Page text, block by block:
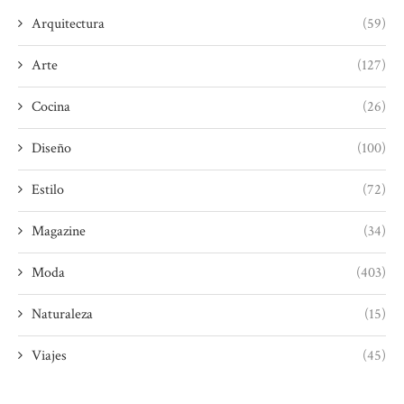
Arquitectura (59)
Arte (127)
Cocina (26)
Diseño (100)
Estilo (72)
Magazine (34)
Moda (403)
Naturaleza (15)
Viajes (45)